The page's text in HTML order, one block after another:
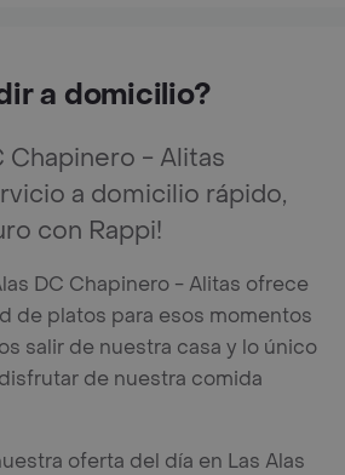
a domicilio?
Chapinero - Alitas
a domicilio rápido,
con Rappi!
DC Chapinero - Alitas ofrece
de platos para esos momentos
salir de nuestra casa y lo único
de nuestra comida
oferta del día en Las Alas